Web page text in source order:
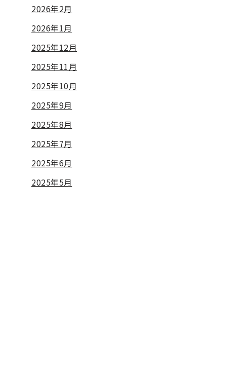
2026年2月
2026年1月
2025年12月
2025年11月
2025年10月
2025年9月
2025年8月
2025年7月
2025年6月
2025年5月